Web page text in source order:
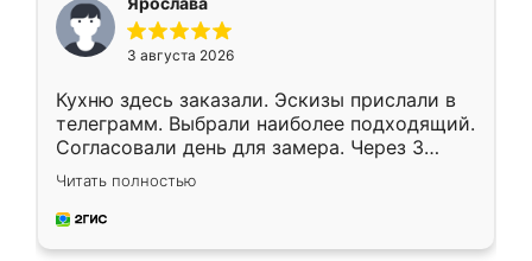
3 августа 2026
Кухню здесь заказали. Эскизы прислали в
телеграмм. Выбрали наиболее подходящий.
Согласовали день для замера. Через 3
недели кухня была уже готова. Остались
довольны работой. Спасибо Ренессанс
мебель за качественную работу!
Читать полностью